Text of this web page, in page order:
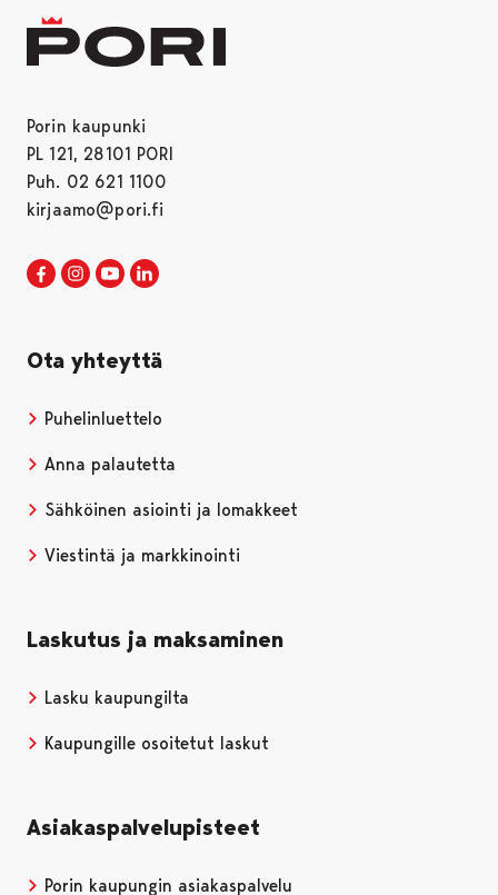
Porin kaupunki
PL 121, 28101 PORI
Puh. 02 621 1100
kirjaamo@pori.fi
Porin kaupunki Facebookissa
Avautuu uudessa välilehdessä
Porin kaupunki Instagramissa
Avautuu uudessa välilehdessä
Porin kaupunki Youtubessa
Avautuu uudessa välilehdessä
Ota yhteyttä
Puhelinluettelo
Anna palautetta
Sähköinen asiointi ja lomakkeet
Viestintä ja markkinointi
Laskutus ja maksaminen
Lasku kaupungilta
Kaupungille osoitetut laskut
Asiakaspalvelupisteet
Porin kaupungin asiakaspalvelu